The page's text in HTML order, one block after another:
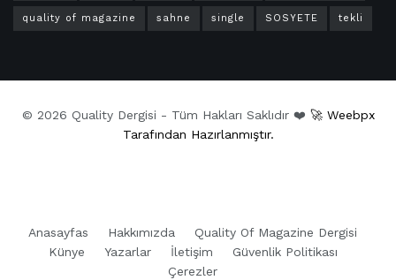
quality of magazine sahne single SOSYETE tekli
© 2026 Quality Dergisi - Tüm Hakları Saklıdır ❤️ 🚀 Weebpx
Tarafından Hazırlanmıştır.
Anasayfas Hakkımızda
Quality Of Magazine Dergisi
Künye
Yazarlar İletişim
Güvenlik Politikası
Çerezler